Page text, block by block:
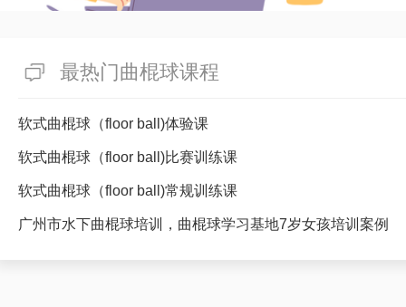
最热门曲棍球课程
软式曲棍球（floor ball)体验课
软式曲棍球（floor ball)比赛训练课
软式曲棍球（floor ball)常规训练课
广州市水下曲棍球培训，曲棍球学习基地7岁女孩培训案例